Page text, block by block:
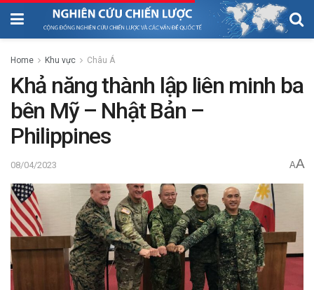
Home Khu vực Châu Á
Khả năng thành lập liên minh ba
bên Mỹ – Nhật Bản –
Philippines
08/04/2023 AA